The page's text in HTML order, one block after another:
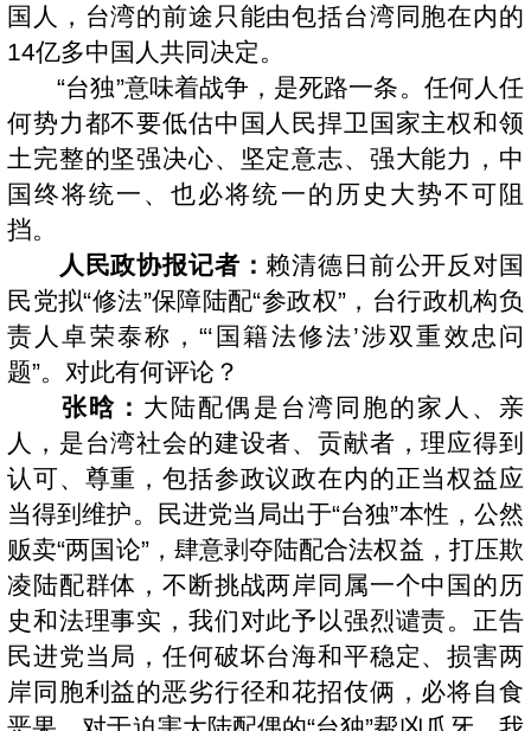
国人，台湾的前途只能由包括台湾同胞在内的
14亿多中国人共同决定。
“台独”意味着战争，是死路一条。任何人任
何势力都不要低估中国人民捍卫国家主权和领
土完整的坚强决心、坚定意志、强大能力，中
国终将统一、也必将统一的历史大势不可阻
挡。
人民政协报记者： 赖清德日前公开反对国
民党拟“修法”保障陆配“参政权”，台行政机构负
责人卓荣泰称，“‘国籍法修法’涉双重效忠问
题”。对此有何评论？
张晗： 大陆配偶是台湾同胞的家人、亲
人，是台湾社会的建设者、贡献者，理应得到
认可、尊重，包括参政议政在内的正当权益应
当得到维护。民进党当局出于“台独”本性，公然
贩卖“两国论”，肆意剥夺陆配合法权益，打压欺
凌陆配群体，不断挑战两岸同属一个中国的历
史和法理事实，我们对此予以强烈谴责。正告
民进党当局，任何破坏台海和平稳定、损害两
岸同胞利益的恶劣行径和花招伎俩，必将自食